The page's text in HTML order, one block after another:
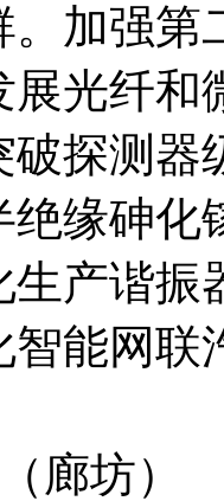
加强第
光纤和
破探测
绝缘砷
生产谐
智能网
廊坊）